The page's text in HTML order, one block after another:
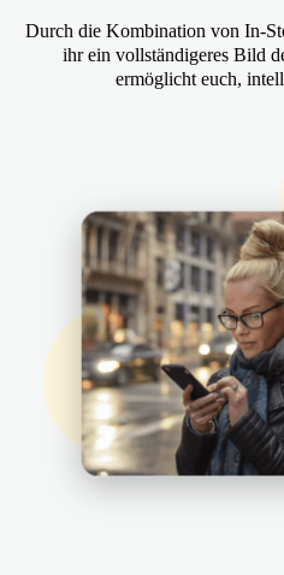
Durch die Kombination von In-
ihr ein vollständigeres Bild
ermöglicht euch,